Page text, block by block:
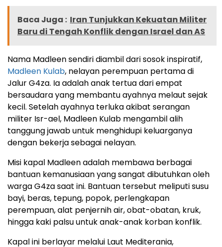
Baca Juga : Iran Tunjukkan Kekuatan Militer
Baru di Tengah Konflik dengan Israel dan AS
Nama Madleen sendiri diambil dari sosok inspiratif,
Madleen Kulab, nelayan perempuan pertama di
Jalur G4za. Ia adalah anak tertua dari empat
bersaudara yang membantu ayahnya melaut sejak
kecil. Setelah ayahnya terluka akibat serangan
militer Isr-ael, Madleen Kulab mengambil alih
tanggung jawab untuk menghidupi keluarganya
dengan bekerja sebagai nelayan.
Misi kapal Madleen adalah membawa berbagai
bantuan kemanusiaan yang sangat dibutuhkan oleh
warga G4za saat ini. Bantuan tersebut meliputi susu
bayi, beras, tepung, popok, perlengkapan
perempuan, alat penjernih air, obat-obatan, kruk,
hingga kaki palsu untuk anak-anak korban konflik.
Kapal ini berlayar melalui Laut Mediterania,